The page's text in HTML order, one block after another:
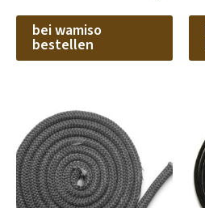
bei wamiso
bestellen